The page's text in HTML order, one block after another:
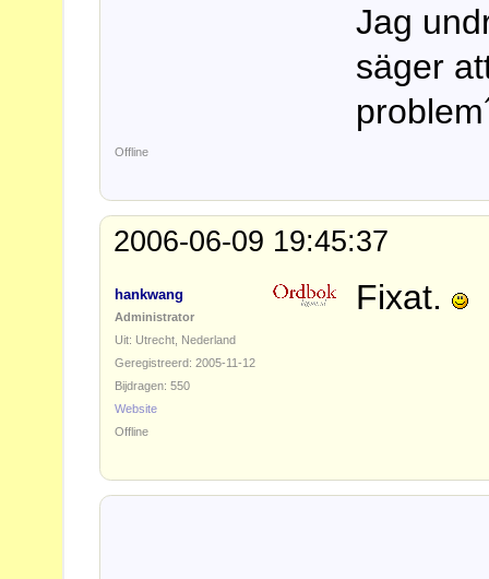
Jag
säger
Offline
2006-06-09 19:45:37
hankwang
Administrator
Uit: Utrecht, Nederland
Geregistreerd: 2005-11-12
Bijdragen: 550
Website
Fixat.
Offline